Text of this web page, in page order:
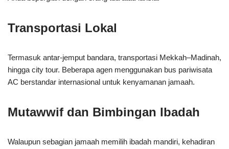
Transportasi Lokal
Termasuk antar-jemput bandara, transportasi Mekkah–Madinah,
hingga city tour. Beberapa agen menggunakan bus pariwisata
AC berstandar internasional untuk kenyamanan jamaah.
Mutawwif dan Bimbingan Ibadah
Walaupun sebagian jamaah memilih ibadah mandiri, kehadiran